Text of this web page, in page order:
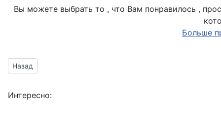
Вы можете выбрать то , что Вам понравилось ,
Больше
Предыдущий материал: Шуточное поздравление для
Назад
Интересно: